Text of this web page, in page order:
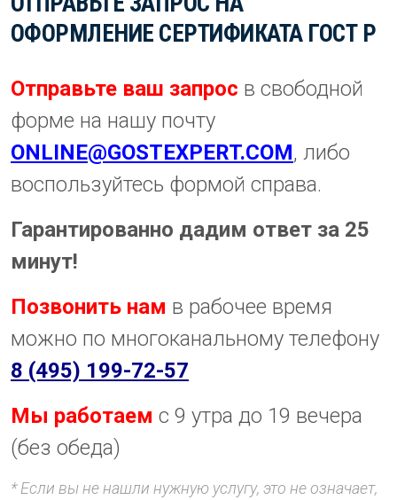
ОФОРМЛЕНИЕ СЕРТИФИКАТА ГОСТ Р
Отправьте ваш запрос в свободной
форме на нашу почту
ONLINE@GOSTEXPERT.COM, либо
воспользуйтесь формой справа.
Гарантированно дадим ответ за 25
минут!
Позвонить нам в рабочее время
можно по многоканальному телефону
8 (495) 199-72-57
Мы работаем с 9 утра до 19 вечера
(без обеда)
* Если вы не нашли нужную услугу, это не означает,